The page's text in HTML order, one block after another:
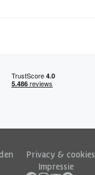
Privacy & cookies
Impressie